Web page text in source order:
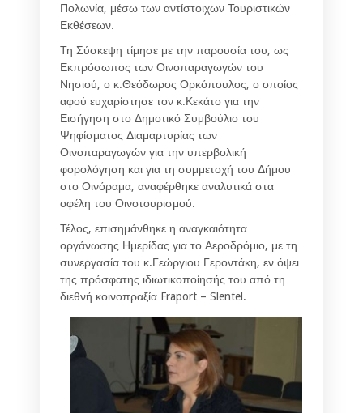
Πολωνία, μέσω των αντίστοιχων Τουριστικών
Εκθέσεων.
Τη Σύσκεψη τίμησε με την παρουσία του, ως
Εκπρόσωπος των Οινοπαραγωγών του
Νησιού, ο κ.Θεόδωρος Ορκόπουλος, ο οποίος
αφού ευχαρίστησε τον κ.Κεκάτο για την
Εισήγηση στο Δημοτικό Συμβούλιο του
Ψηφίσματος Διαμαρτυρίας των
Οινοπαραγωγών για την υπερβολική
φορολόγηση και για τη συμμετοχή του Δήμου
στο Οινόραμα, αναφέρθηκε αναλυτικά στα
οφέλη του Οινοτουρισμού.
Τέλος, επισημάνθηκε η αναγκαιότητα
οργάνωσης Ημερίδας για το Αεροδρόμιο, με τη
συνεργασία του κ.Γεώργιου Γεροντάκη, εν όψει
της πρόσφατης ιδιωτικοποίησής του από τη
διεθνή κοινοπραξία Fraport – Slentel.